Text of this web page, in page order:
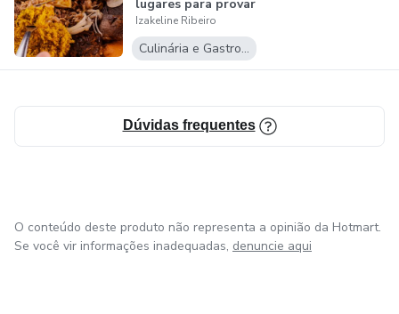
lugares para provar
comidas regionais
Izakeline Ribeiro
Culinária e Gastronomia
Dúvidas frequentes
O conteúdo deste produto não representa a opinião da Hotmart.
Se você vir informações inadequadas, denuncie aqui